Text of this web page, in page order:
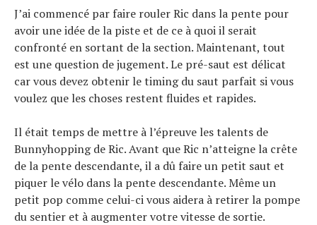
J’ai commencé par faire rouler Ric dans la pente pour
avoir une idée de la piste et de ce à quoi il serait
confronté en sortant de la section. Maintenant, tout
est une question de jugement. Le pré-saut est délicat
car vous devez obtenir le timing du saut parfait si vous
voulez que les choses restent fluides et rapides.
Il était temps de mettre à l’épreuve les talents de
Bunnyhopping de Ric. Avant que Ric n’atteigne la crête
de la pente descendante, il a dû faire un petit saut et
piquer le vélo dans la pente descendante. Même un
petit pop comme celui-ci vous aidera à retirer la pompe
du sentier et à augmenter votre vitesse de sortie.